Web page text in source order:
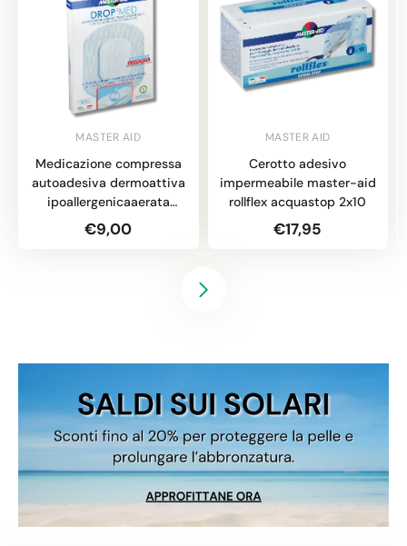
MASTER AID
Medicazione compressa
autoadesiva dermoattiva
ipoallergenicaaerata
master-aid drop med
10x12 5 pezzi
€9,00
MASTER AID
Cerotto adesivo
impermeabile master-aid
rollflex acquastop 2x10
€17,95